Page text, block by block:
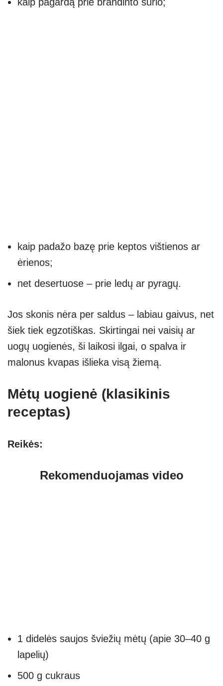
kaip padažo bazę prie keptos vištienos ar
ėrienos;
net desertuose – prie ledų ar pyragų.
Jos skonis nėra per saldus – labiau gaivus, net
šiek tiek egzotiškas. Skirtingai nei vaisių ar
uogų uogienės, ši laikosi ilgai, o spalva ir
malonus kvapas išlieka visą žiemą.
Mėtų uogienė (klasikinis
receptas)
Reikės:
Rekomenduojamas video
1 didelės saujos šviežių mėtų (apie 30–40 g
lapelių)
500 g cukraus